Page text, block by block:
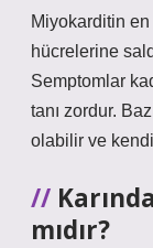
Miyokarditin en
hücrelerine
Semptomlar
tanı zordur.
olabilir ve
mıdır?